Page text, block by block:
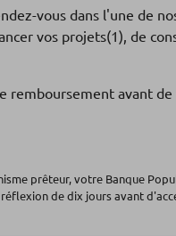
vous dans l'une de
vos projets(1), de
remboursement avant de
prêteur, votre Banque
de dix jours avant